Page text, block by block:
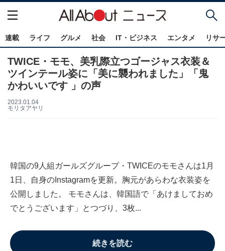
連載 ライフ グルメ 社会 IT・ビジネス エンタメ リサ
TWICE・モモ、美乳際立つゴージャス衣装＆
ツインテール姿に「美に襲われました」「鬼
かわいいです 」の声
2023.01.04
モリタアヤリ
韓国の9人組ガールズグループ・TWICEのモモさんは1月
1日、自身のInstagramを更新。胸元があらわな衣装姿を
公開しました。 モモさんは、韓国語で「あけましておめ
でとうございます」とつづり、3枚...
続きを読む